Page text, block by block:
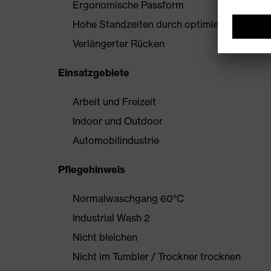
Ergonomische Passform
Hohe Standzeiten durch optimierten
Verlängerter Rücken
Einsatzgebiete
Arbeit und Freizeit
Indoor und Outdoor
Automobilindustrie
Pflegehinweis
Normalwaschgang 60°C
Industrial Wash 2
Nicht bleichen
Nicht im Tumbler / Trockner trocknen